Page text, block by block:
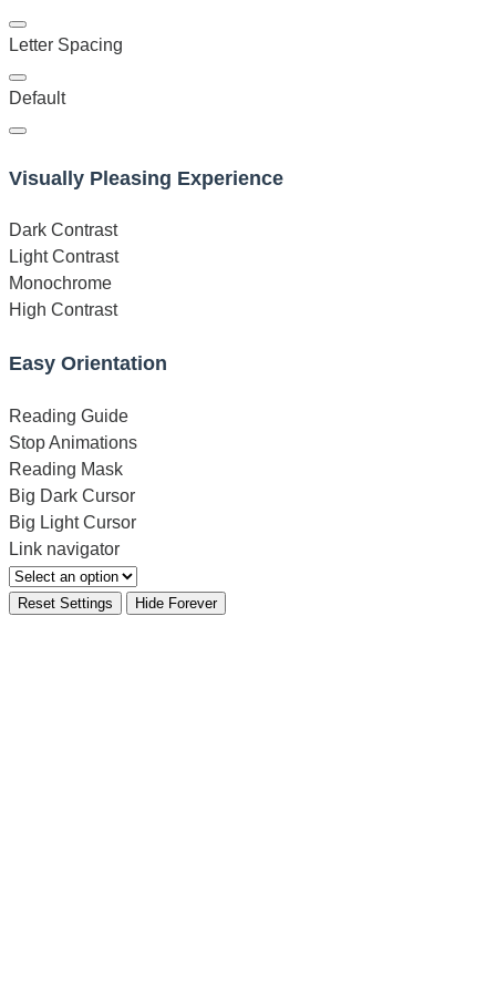
Letter Spacing
Default
Visually Pleasing Experience
Dark Contrast
Light Contrast
Monochrome
High Contrast
Easy Orientation
Reading Guide
Stop Animations
Reading Mask
Big Dark Cursor
Big Light Cursor
Link navigator
Reset Settings Hide Forever